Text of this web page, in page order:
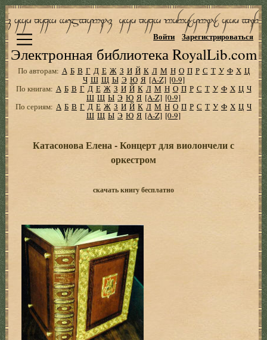
Электронная библиотека RoyalLib.com
Войти Зарегистрироваться
По авторам: А Б В Г Д Е Ж З И Й К Л М Н О П Р С Т У Ф Х Ц
Ч Ш Щ Ы Э Ю Я [A-Z] [0-9]
По книгам: А Б В Г Д Е Ж З И Й К Л М Н О П Р С Т У Ф Х Ц Ч
Ш Щ Ы Э Ю Я [A-Z] [0-9]
По сериям: А Б В Г Д Е Ж З И Й К Л М Н О П Р С Т У Ф Х Ц Ч
Ш Щ Ы Э Ю Я [A-Z] [0-9]
Катасонова Елена - Концерт для виолончели с
оркестром
скачать книгу бесплатно